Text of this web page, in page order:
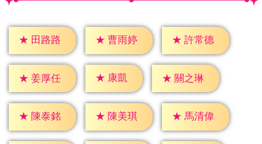
★ 田路路 ★ 曹雨婷 ★ 許常德
★ 姜厚任 ★ 康凱 ★ 關之琳
★ 陳泰銘 ★ 陳美琪 ★ 馬清偉